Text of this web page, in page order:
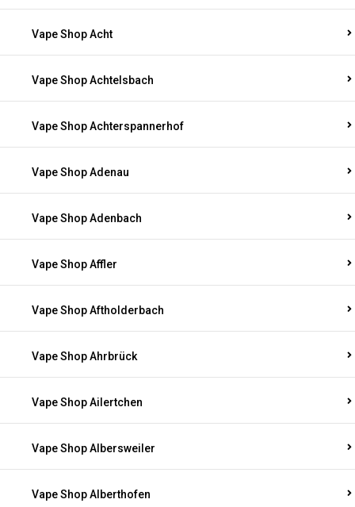
Vape Shop Acht
Vape Shop Achtelsbach
Vape Shop Achterspannerhof
Vape Shop Adenau
Vape Shop Adenbach
Vape Shop Affler
Vape Shop Aftholderbach
Vape Shop Ahrbrück
Vape Shop Ailertchen
Vape Shop Albersweiler
Vape Shop Alberthofen